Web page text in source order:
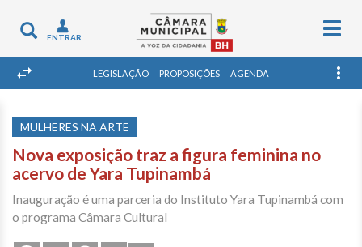
Toggle
navigation
ENTRAR
LEGISLAÇÃO PROPOSIÇÕES AGENDA
MULHERES NA ARTE
Nova exposição traz a figura feminina no
acervo de Yara Tupinambá
Inauguração é uma parceria do Instituto Yara Tupinambá com
o programa Câmara Cultural